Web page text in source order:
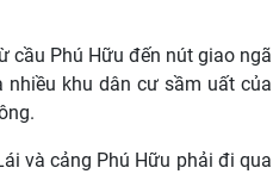
cầu Phú Hữu đến nút giao ngã
khu dân cư sầm uất của
và cảng Phú Hữu phải đi qua